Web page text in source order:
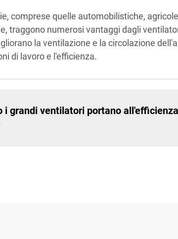
comprese quelle automobilistiche,
traggono numerosi vantaggi dagli
la ventilazione e la circolazione
di lavoro e l'efficienza.
i grandi ventilatori portano all'efficienza